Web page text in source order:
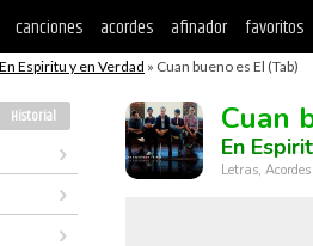
canciones acordes afinador favoritos
En Espiritu y en Verdad » Cuan bueno es El (Tab)
Historial Cuan
En
Letras,